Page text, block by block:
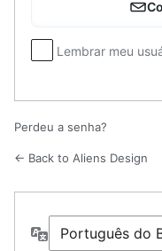
Lembrar meu
Perdeu a senha?
← Back to Aliens Design
Idioma